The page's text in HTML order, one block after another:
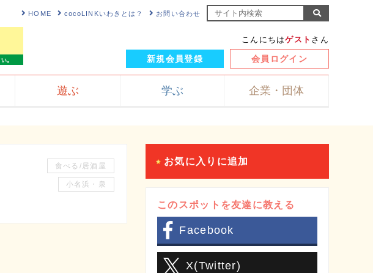
お問い合わせ
cocoLINKいわきとは？
HOME
こんにちはゲスト さん
新規会員登録 会員ログイン
遊ぶ 学ぶ 企業・団体
食べる/居酒屋
小名浜・泉
お気に入りに追加
このスポットを友達に教える
Facebook
X(Twitter)